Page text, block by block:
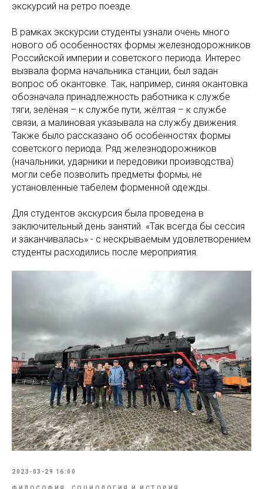
экскурсий на ретро поезде.
В рамках экскурсии студенты узнали очень много
нового об особенностях формы железнодорожников
Российской империи и советского периода. Интерес
вызвала форма начальника станции, был задан
вопрос об окантовке. Так, например, синяя окантовка
обозначала принадлежность работника к службе
тяги, зелёная – к службе пути, жёлтая – к службе
связи, а малиновая указывала на службу движения.
Также было рассказано об особенностях формы
советского периода. Ряд железнодорожников
(начальники, ударники и передовики производства)
могли себе позволить предметы формы, не
установленные табелем форменной одежды.
Для студентов экскурсия была проведена в
заключительный день занятий. «Так всегда бы сессия
и заканчивалась» - с нескрываемым удовлетворением
студенты расходились после мероприятия.
2023-03-29 16:00